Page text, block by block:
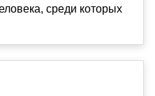
среди которых